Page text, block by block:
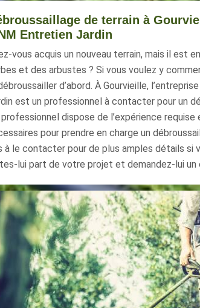
de terrain à
Entretien Jardin
vous acquis un nouveau terrain, mais il est
et des arbustes ? Si vous voulez y
d’abord. À Gourvieille,
est un professionnel à contacter pour un
professionnel dispose de l’expérience
pour prendre en charge un
à le contacter pour de plus amples détails si
lui part de votre projet et demandez-lui un